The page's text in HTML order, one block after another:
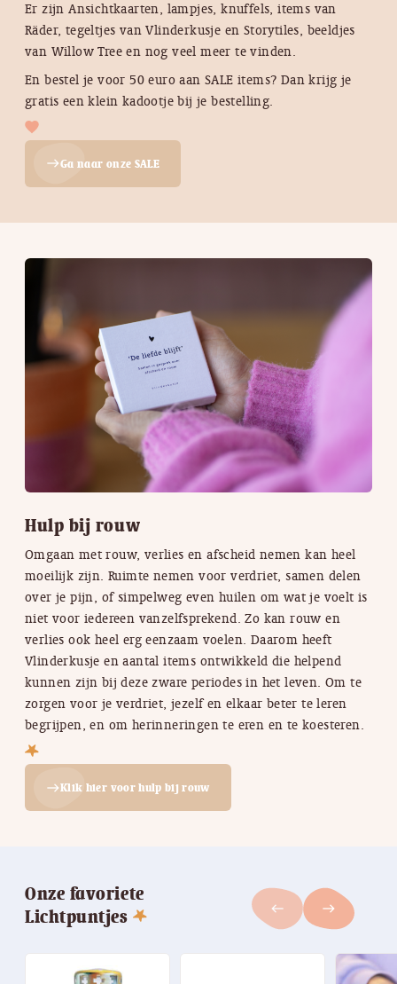
Er zijn Ansichtkaarten, lampjes, knuffels, items van
Räder, tegeltjes van Vlinderkusje en Storytiles, beeldjes
van Willow Tree en nog veel meer te vinden.
En bestel je voor 50 euro aan SALE items? Dan krijg je
gratis een klein kadootje bij je bestelling.
eastGa naar onze SALE
Hulp bij rouw
Omgaan met rouw, verlies en afscheid nemen kan heel
moeilijk zijn. Ruimte nemen voor verdriet, samen delen
over je pijn, of simpelweg even huilen om wat je voelt is
niet voor iedereen vanzelfsprekend. Zo kan rouw en
verlies ook heel erg eenzaam voelen. Daarom heeft
Vlinderkusje en aantal items ontwikkeld die helpend
kunnen zijn bij deze zware periodes in het leven. Om te
zorgen voor je verdriet, jezelf en elkaar beter te leren
begrijpen, en om herinneringen te eren en te koesteren.
eastKlik hier voor hulp bij rouw
Onze favoriete
Lichtpuntjes
west east